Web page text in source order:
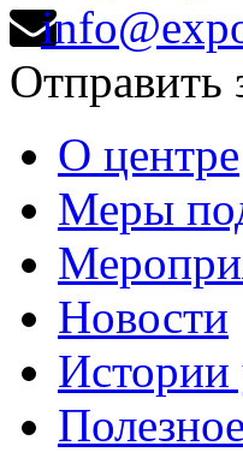
Отправить
О центре
Меры
Новости
Истории
Полезное